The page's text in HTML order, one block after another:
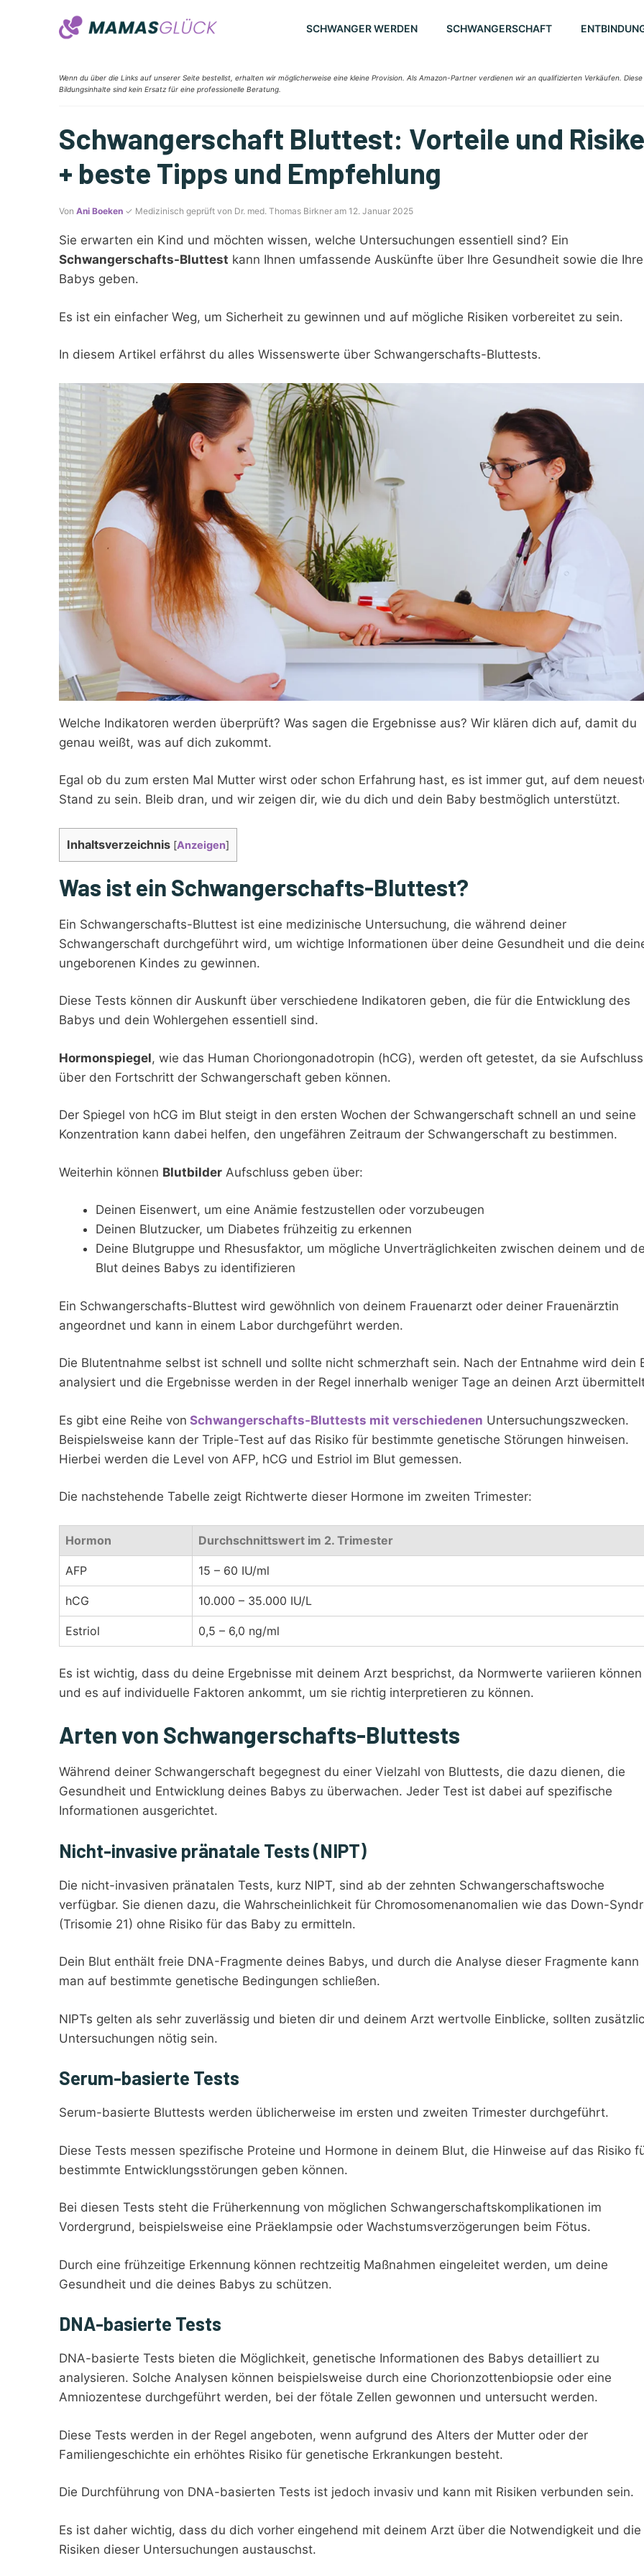
SCHWANGER WERDEN SCHWANGERSCHAFT
Wenn du über die Links auf unserer Seite bestellst, erhalten wir möglicherweise eine kleine Provision. Als Amazon-Partner verdienen wir an qualifizierten Verkäufen. Diese
Bildungsinhalte sind kein Ersatz für eine professionelle Beratung.
Schwangerschaft Bluttest: Vorteile und
+ beste Tipps und Empfehlung
Von Ani Boeken ✓ Medizinisch geprüft von Dr. med. Thomas Birkner am 12. Januar 2025
Sie erwarten ein Kind und möchten wissen, welche Untersuchungen essentiell sind? Ein
Schwangerschafts-Bluttest kann Ihnen umfassende Auskünfte über Ihre Gesundheit sowie die
Babys geben.
Es ist ein einfacher Weg, um Sicherheit zu gewinnen und auf mögliche Risiken vorbereitet zu sein.
In diesem Artikel erfährst du alles Wissenswerte über Schwangerschafts-Bluttests.
Welche Indikatoren werden überprüft? Was sagen die Ergebnisse aus? Wir klären dich auf, damit du
genau weißt, was auf dich zukommt.
Egal ob du zum ersten Mal Mutter wirst oder schon Erfahrung hast, es ist immer gut, auf dem
Stand zu sein. Bleib dran, und wir zeigen dir, wie du dich und dein Baby bestmöglich unterstützt.
Inhaltsverzeichnis [Anzeigen]
Was ist ein Schwangerschafts-Bluttest?
Ein Schwangerschafts-Bluttest ist eine medizinische Untersuchung, die während deiner
Schwangerschaft durchgeführt wird, um wichtige Informationen über deine Gesundheit und die
ungeborenen Kindes zu gewinnen.
Diese Tests können dir Auskunft über verschiedene Indikatoren geben, die für die Entwicklung des
Babys und dein Wohlergehen essentiell sind.
Hormonspiegel, wie das Human Choriongonadotropin (hCG), werden oft getestet, da sie Aufschluss
über den Fortschritt der Schwangerschaft geben können.
Der Spiegel von hCG im Blut steigt in den ersten Wochen der Schwangerschaft schnell an und seine
Konzentration kann dabei helfen, den ungefähren Zeitraum der Schwangerschaft zu bestimmen.
Weiterhin können Blutbilder Aufschluss geben über:
Deinen Eisenwert, um eine Anämie festzustellen oder vorzubeugen
Deinen Blutzucker, um Diabetes frühzeitig zu erkennen
Deine Blutgruppe und Rhesusfaktor, um mögliche Unverträglichkeiten zwischen deinem und
Blut deines Babys zu identifizieren
Ein Schwangerschafts-Bluttest wird gewöhnlich von deinem Frauenarzt oder deiner Frauenärztin
angeordnet und kann in einem Labor durchgeführt werden.
Die Blutentnahme selbst ist schnell und sollte nicht schmerzhaft sein. Nach der Entnahme wird dein
analysiert und die Ergebnisse werden in der Regel innerhalb weniger Tage an deinen Arzt
Es gibt eine Reihe von Schwangerschafts-Bluttests mit verschiedenen Untersuchungszwecken.
Beispielsweise kann der Triple-Test auf das Risiko für bestimmte genetische Störungen hinweisen.
Hierbei werden die Level von AFP, hCG und Estriol im Blut gemessen.
Die nachstehende Tabelle zeigt Richtwerte dieser Hormone im zweiten Trimester:
Hormon Durchschnittswert im 2. Trimester
AFP 15 – 60 IU/ml
hCG 10.000 – 35.000 IU/L
Estriol 0,5 – 6,0 ng/ml
Es ist wichtig, dass du deine Ergebnisse mit deinem Arzt besprichst, da Normwerte variieren können
und es auf individuelle Faktoren ankommt, um sie richtig interpretieren zu können.
Arten von Schwangerschafts-Bluttests
Während deiner Schwangerschaft begegnest du einer Vielzahl von Bluttests, die dazu dienen, die
Gesundheit und Entwicklung deines Babys zu überwachen. Jeder Test ist dabei auf spezifische
Informationen ausgerichtet.
Nicht-invasive pränatale Tests (NIPT)
Die nicht-invasiven pränatalen Tests, kurz NIPT, sind ab der zehnten Schwangerschaftswoche
verfügbar. Sie dienen dazu, die Wahrscheinlichkeit für Chromosomenanomalien wie das Down-
(Trisomie 21) ohne Risiko für das Baby zu ermitteln.
Dein Blut enthält freie DNA-Fragmente deines Babys, und durch die Analyse dieser Fragmente kann
man auf bestimmte genetische Bedingungen schließen.
NIPTs gelten als sehr zuverlässig und bieten dir und deinem Arzt wertvolle Einblicke, sollten
Untersuchungen nötig sein.
Serum-basierte Tests
Serum-basierte Bluttests werden üblicherweise im ersten und zweiten Trimester durchgeführt.
Diese Tests messen spezifische Proteine und Hormone in deinem Blut, die Hinweise auf das Risiko
bestimmte Entwicklungsstörungen geben können.
Bei diesen Tests steht die Früherkennung von möglichen Schwangerschaftskomplikationen im
Vordergrund, beispielsweise eine Präeklampsie oder Wachstumsverzögerungen beim Fötus.
Durch eine frühzeitige Erkennung können rechtzeitig Maßnahmen eingeleitet werden, um deine
Gesundheit und die deines Babys zu schützen.
DNA-basierte Tests
DNA-basierte Tests bieten die Möglichkeit, genetische Informationen des Babys detailliert zu
analysieren. Solche Analysen können beispielsweise durch eine Chorionzottenbiopsie oder eine
Amniozentese durchgeführt werden, bei der fötale Zellen gewonnen und untersucht werden.
Diese Tests werden in der Regel angeboten, wenn aufgrund des Alters der Mutter oder der
Familiengeschichte ein erhöhtes Risiko für genetische Erkrankungen besteht.
Die Durchführung von DNA-basierten Tests ist jedoch invasiv und kann mit Risiken verbunden sein.
Es ist daher wichtig, dass du dich vorher eingehend mit deinem Arzt über die Notwendigkeit und die
Risiken dieser Untersuchungen austauschst.